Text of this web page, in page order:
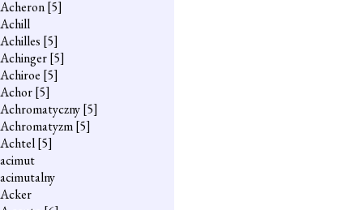
Acheron[5]
Achill
Achilles [5]
Achinger[5]
Achiroe [5]
Achor[5]
Achromatyczny[5]
Achromatyzm[5]
Achtel[5]
acimut
acimutalny
Acker